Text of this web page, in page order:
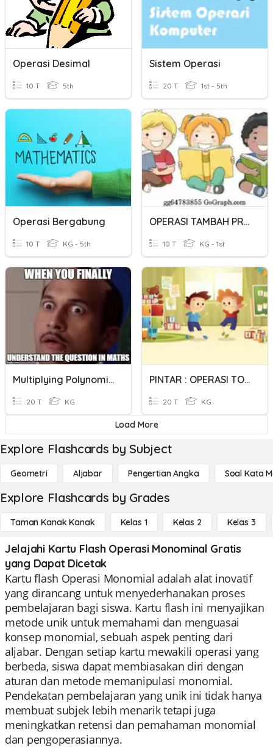
Operasi Desimal
10 T 5th
Sistem Operasi
20 T 1st - 5th
Operasi Bergabung
10 T KG - 5th
OPERASI TAMBAH PRASEKOLAH
10 T KG - 1st
Multiplying Polynomials - Monomial
20 T KG
PINTAR : OPERASI TOLAK
20 T KG
Load More
Explore Flashcards by Subject
Geometri Aljabar Pengertian Angka Soal Kata
Explore Flashcards by Grades
Taman Kanak Kanak Kelas 1 Kelas 2 Kelas 3
Jelajahi Kartu Flash Operasi Monominal Gratis
yang Dapat Dicetak
Kartu flash Operasi Monomial adalah alat inovatif
yang dirancang untuk menyederhanakan proses
pembelajaran bagi siswa. Kartu flash ini menyajikan
metode unik untuk memahami dan menguasai
konsep monomial, sebuah aspek penting dari
aljabar. Dengan setiap kartu mewakili operasi yang
berbeda, siswa dapat membiasakan diri dengan
aturan dan metode memanipulasi monomial.
Pendekatan pembelajaran yang unik ini tidak hanya
membuat subjek lebih menarik tetapi juga
meningkatkan retensi dan pemahaman monomial
dan pengoperasiannya.